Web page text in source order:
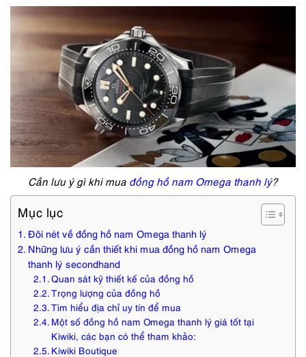
Cần lưu ý gì khi mua đồng hồ nam Omega thanh lý?
Mục lục
Đôi nét về đồng hồ nam Omega thanh lý
Những lưu ý cần thiết khi mua đồng hồ nam Omega
thanh lý secondhand
Quan sát kỹ thiết kế của đồng hồ
Trọng lượng của đồng hồ
Tìm hiểu địa chỉ uy tín để mua
Một số đồng hồ nam Omega thanh lý giá tốt tại
Kiwiki, các bạn có thể tham khảo:
Kiwiki Boutique